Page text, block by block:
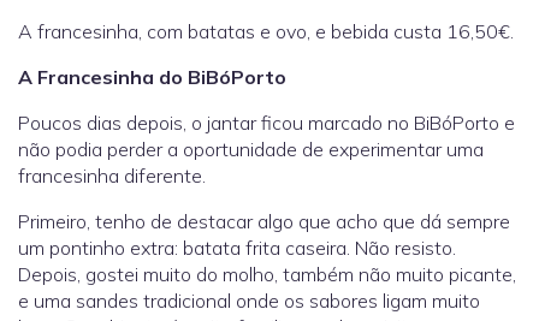
A francesinha, com batatas e ovo, e bebida custa 16,50€.
A Francesinha do BiBóPorto
Poucos dias depois, o jantar ficou marcado no BiBóPorto e
não podia perder a oportunidade de experimentar uma
francesinha diferente.
Primeiro, tenho de destacar algo que acho que dá sempre
um pontinho extra: batata frita caseira. Não resisto.
Depois, gostei muito do molho, também não muito picante,
e uma sandes tradicional onde os sabores ligam muito